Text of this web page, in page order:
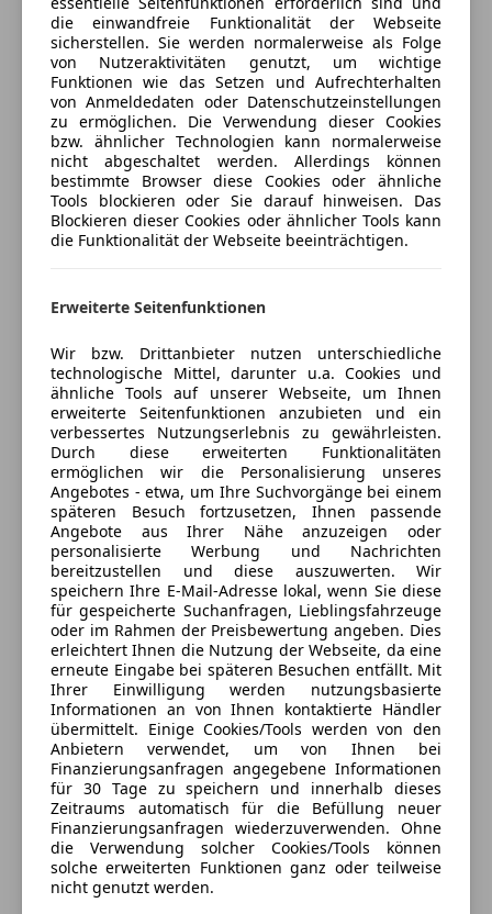
Reifendruckkontrollsystem
Seitenairbag
Servolenkung
Traktionskontrolle
Wegfahrsperre
Xenonscheinwerfer
Zentralverriegelung
Zentralverriegelung mit Funkfernbedienung
Extras
Innenspiegel automatisch abblendend
Scheinwerferreinigung
Sommerreifen
Sportpaket
Audio-Navigationssystem: Autopilot-System APS
COMAND
Bi-Xenon-Scheinwerfer
CD-Wechsler
Diebstahl-Warnanlage + Innenraumabsicherung /
Abschleppschutz
Innenausstattung: Holz Wurzelnuss
Metallic-Lackierung
Parktronic-System PTS (vorn und hinten)
Sender für Garagentoröffner (integriert)
Sitzbezug / Polsterung: Leder
TV-Tuner
Vorrüstung Mobiltelefon/Handy
Airbag Fahrer-/Beifahrerseite
Außenspiegel elektr. verstell- und heizbar, beide
Außentemperaturanzeige
Blinkleuchte in Außenspiegel integriert
Drehzahlmesser
Einschaltautomatik für Fahrlicht
Elektron. Stabilitäts-Programm (ESP)
Fensterheber elektrisch vorn
Getriebe Automatik - (5-Stufen)
Karosserie: 2-türig
Klimaautomatik (Thermotronik)
Lenkrad (Leder)
Lenksäule (Lenkrad) elektr. verstellbar
LM-Felgen
Motor 3,7 Ltr. - 180 kW V6 KAT
Parameterlenkung
Reifendruckwarner
Kfz-Versicherung
Versicherungsschutz an Ihre Bedürfnisse
anpassen
Freischaden-Gutschein ab Stufe 0
Auto einfach online versichern & Rabatt holen
Jetzt berechnen
Autowerk Hasenleitner GmbH
Sternebewertung 5 von 5
5 Sterne
(100% Weiterempfehlungen)
Anbieter auf AutoScout24 seit 2012
Für Fahrzeugbesichtigung nur unter Telefonischer
Terminvereinbarung da der Verkauf nicht jederzeit
besetzt ist!!!
Geschlossen
Öffnet um 9:00 Fr.
Salzburger Straße 381,
4030 Linz, AT
Kontakt
Harald Hasenleitner
Alle Fahrzeuge des Anbieters
Anbieter kontaktieren
die einwandfreie Funktionalität der Webseite
sicherstellen. Sie werden normalerweise als Folge
von Nutzeraktivitäten genutzt, um wichtige
Funktionen wie das Setzen und Aufrechterhalten
von Anmeldedaten oder Datenschutzeinstellungen
zu ermöglichen. Die Verwendung dieser Cookies
bzw. ähnlicher Technologien kann normalerweise
nicht abgeschaltet werden. Allerdings können
bestimmte Browser diese Cookies oder ähnliche
Tools blockieren oder Sie darauf hinweisen. Das
Blockieren dieser Cookies oder ähnlicher Tools kann
die Funktionalität der Webseite beeinträchtigen.
Erweiterte Seitenfunktionen
Wir bzw. Drittanbieter nutzen unterschiedliche
technologische Mittel, darunter u.a. Cookies und
ähnliche Tools auf unserer Webseite, um Ihnen
erweiterte Seitenfunktionen anzubieten und ein
verbessertes Nutzungserlebnis zu gewährleisten.
Durch diese erweiterten Funktionalitäten
ermöglichen wir die Personalisierung unseres
Angebotes - etwa, um Ihre Suchvorgänge bei einem
späteren Besuch fortzusetzen, Ihnen passende
Angebote aus Ihrer Nähe anzuzeigen oder
personalisierte Werbung und Nachrichten
bereitzustellen und diese auszuwerten. Wir
speichern Ihre E-Mail-Adresse lokal, wenn Sie diese
für gespeicherte Suchanfragen, Lieblingsfahrzeuge
oder im Rahmen der Preisbewertung angeben. Dies
erleichtert Ihnen die Nutzung der Webseite, da eine
erneute Eingabe bei späteren Besuchen entfällt. Mit
Ihrer Einwilligung werden nutzungsbasierte
Informationen an von Ihnen kontaktierte Händler
übermittelt. Einige Cookies/Tools werden von den
Anbietern verwendet, um von Ihnen bei
Finanzierungsanfragen angegebene Informationen
für 30 Tage zu speichern und innerhalb dieses
Zeitraums automatisch für die Befüllung neuer
Finanzierungsanfragen wiederzuverwenden. Ohne
die Verwendung solcher Cookies/Tools können
solche erweiterten Funktionen ganz oder teilweise
nicht genutzt werden.